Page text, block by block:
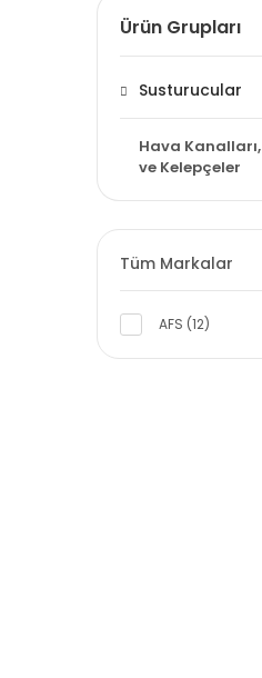
Ürün Grupları
Susturucular
Hava
ve Kelepçeler
Tüm Markalar
AFS (12)